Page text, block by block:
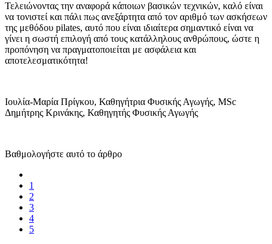
Τελειώνοντας την αναφορά κάποιων βασικών τεχνικών, καλό είναι
να τονιστεί και πάλι πως ανεξάρτητα από τον αριθμό των ασκήσεων
της μεθόδου pilates, αυτό που είναι ιδιαίτερα σημαντικό είναι να
γίνει η σωστή επιλογή από τους κατάλληλους ανθρώπους, ώστε η
προπόνηση να πραγματοποιείται με ασφάλεια και
αποτελεσματικότητα!
Ιουλία-Μαρία Πρίγκου, Καθηγήτρια Φυσικής Αγωγής, MSc
Δημήτρης Κρινάκης, Καθηγητής Φυσικής Αγωγής
Βαθμολογήστε αυτό το άρθρο
1
2
3
4
5